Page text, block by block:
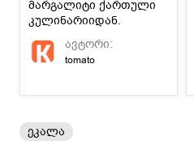
მარგალიტი ქართული
კულინარიიდან.
ავტორი:
tomato
ეკალა